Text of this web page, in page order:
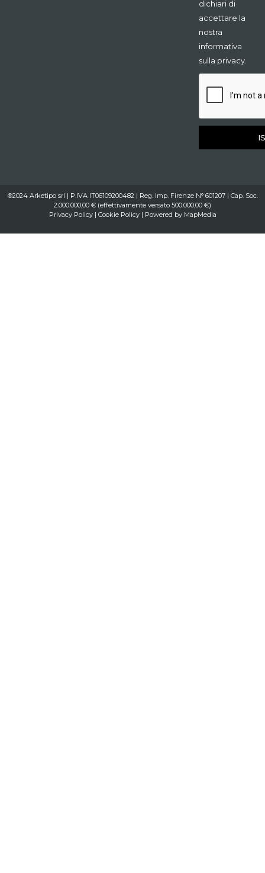
dichiari di
accettare la
nostra
informativa
sulla privacy.
®2024 Arketipo srl | P.IVA IT06109200482 | Reg. Imp. Firenze N° 601207 | Cap. Soc.
2.000.000,00 € (effettivamente versato 500.000,00 €)
Privacy Policy| Cookie Policy| Powered by MapMedia